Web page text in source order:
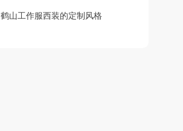
鹤山工作服西装的定制风格